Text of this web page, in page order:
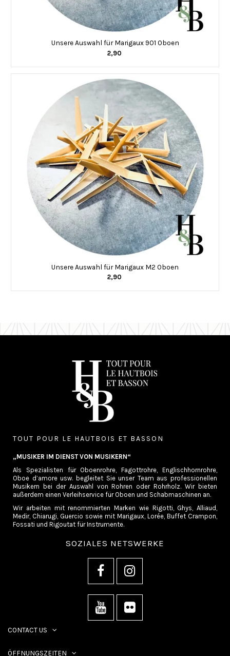
Unsere Auswahl für Marigaux 901 Oboen
2,90
Unsere Auswahl für Marigaux M2 Oboen
2,90
TOUT POUR LE HAUTBOIS ET BASSON
„MUSIKER IM DIENST VON MUSIKERN“
Als Spezialisten für Oboenrohre, Fagottrohre, Englischhornrohre,
Oboe d’amore usw. begleitet Sie unser Team aus professionellen
Musikern bei der Auswahl von Rohren oder Rohrholz. Wir bieten
außerdem einen Verleihservice für Oboen und Schabmaschinen an.
Wir arbeiten mit renommierten Marken wie Rigotti, Ghys, Alliaud,
Medir, Chiarugi, Guercio sowie mit Marigaux, Lorée, Buffet Crampon,
Fossati und Rigoutat für Instrumente.
SOZIALES NETSWERKE
CONTACT US
ÖFFNUNGSZEITEN